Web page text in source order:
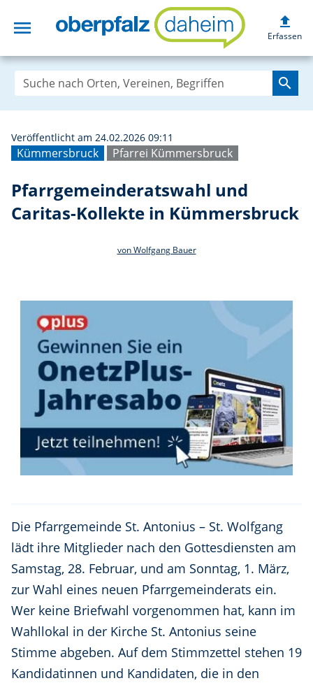
menu upload
Erfassen
search
Kümmersbruck Pfarrei Kümmersbruck
Veröffentlicht am 24.02.2026 09:11
Pfarrgemeinderatswahl und
Caritas-Kollekte in Kümmersbruck
von Wolfgang Bauer
Die Pfarrgemeinde St. Antonius – St. Wolfgang
lädt ihre Mitglieder nach den Gottesdiensten am
Samstag, 28. Februar, und am Sonntag, 1. März,
zur Wahl eines neuen Pfarrgemeinderats ein.
Wer keine Briefwahl vorgenommen hat, kann im
Wahllokal in der Kirche St. Antonius seine
Stimme abgeben. Auf dem Stimmzettel stehen 19
Kandidatinnen und Kandidaten, die in den